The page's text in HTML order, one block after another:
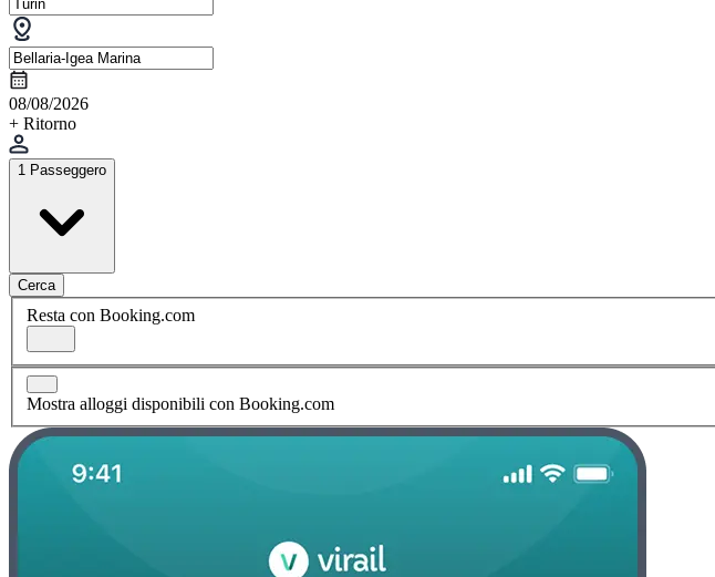
08/08/2026
+ Ritorno
1 Passeggero
Cerca
Resta con Booking.com
Mostra alloggi disponibili con Booking.com